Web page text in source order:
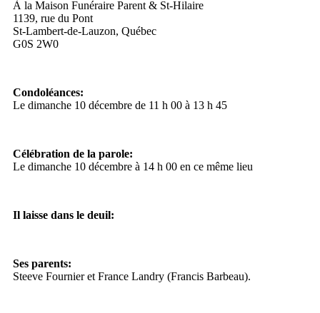
À la Maison Funéraire Parent & St-Hilaire
1139, rue du Pont
St-Lambert-de-Lauzon, Québec
G0S 2W0
Condoléances:
Le dimanche 10 décembre de 11 h 00 à 13 h 45
Célébration de la parole:
Le dimanche 10 décembre à 14 h 00 en ce même lieu
Il laisse dans le deuil:
Ses parents:
Steeve Fournier et France Landry (Francis Barbeau).